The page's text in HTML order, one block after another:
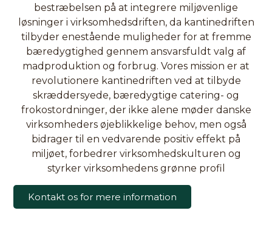
bestræbelsen på at integrere miljøvenlige
løsninger i virksomhedsdriften, da kantinedriften
tilbyder enestående muligheder for at fremme
bæredygtighed gennem ansvarsfuldt valg af
madproduktion og forbrug. Vores mission er at
revolutionere kantinedriften ved at tilbyde
skræddersyede, bæredygtige catering- og
frokostordninger, der ikke alene møder danske
virksomheders øjeblikkelige behov, men også
bidrager til en vedvarende positiv effekt på
miljøet, forbedrer virksomhedskulturen og
styrker virksomhedens grønne profil
Kontakt os for mere information